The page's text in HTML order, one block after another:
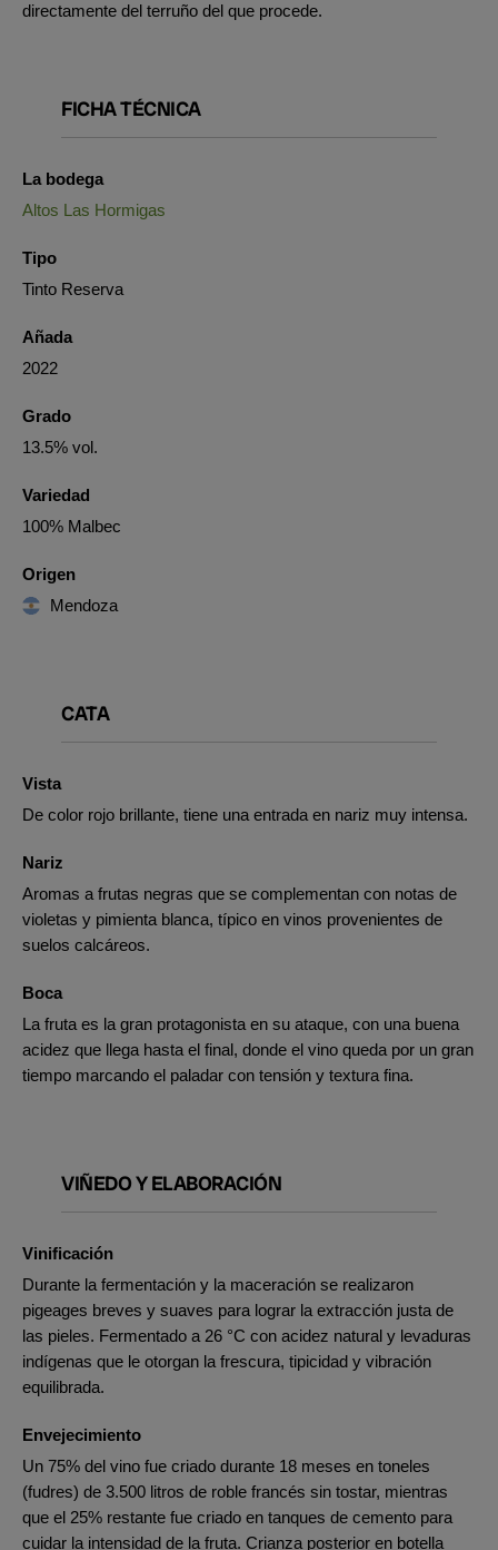
directamente del terruño del que procede.
FICHA TÉCNICA
La bodega
Altos Las Hormigas
Tipo
Tinto Reserva
Añada
2022
Grado
13.5% vol.
Variedad
100% Malbec
Origen
Mendoza
CATA
Vista
De color rojo brillante, tiene una entrada en nariz muy intensa.
Nariz
Aromas a frutas negras que se complementan con notas de
violetas y pimienta blanca, típico en vinos provenientes de
suelos calcáreos.
Boca
La fruta es la gran protagonista en su ataque, con una buena
acidez que llega hasta el final, donde el vino queda por un gran
tiempo marcando el paladar con tensión y textura fina.
VIÑEDO Y ELABORACIÓN
Vinificación
Durante la fermentación y la maceración se realizaron
pigeages breves y suaves para lograr la extracción justa de
las pieles. Fermentado a 26 °C con acidez natural y levaduras
indígenas que le otorgan la frescura, tipicidad y vibración
equilibrada.
Envejecimiento
Un 75% del vino fue criado durante 18 meses en toneles
(fudres) de 3.500 litros de roble francés sin tostar, mientras
que el 25% restante fue criado en tanques de cemento para
cuidar la intensidad de la fruta. Crianza posterior en botella